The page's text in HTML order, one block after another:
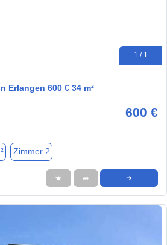
1 / 1
Erlangen 600 € 34 m²
600 €
Zimmer 2
★ ➦ ➜